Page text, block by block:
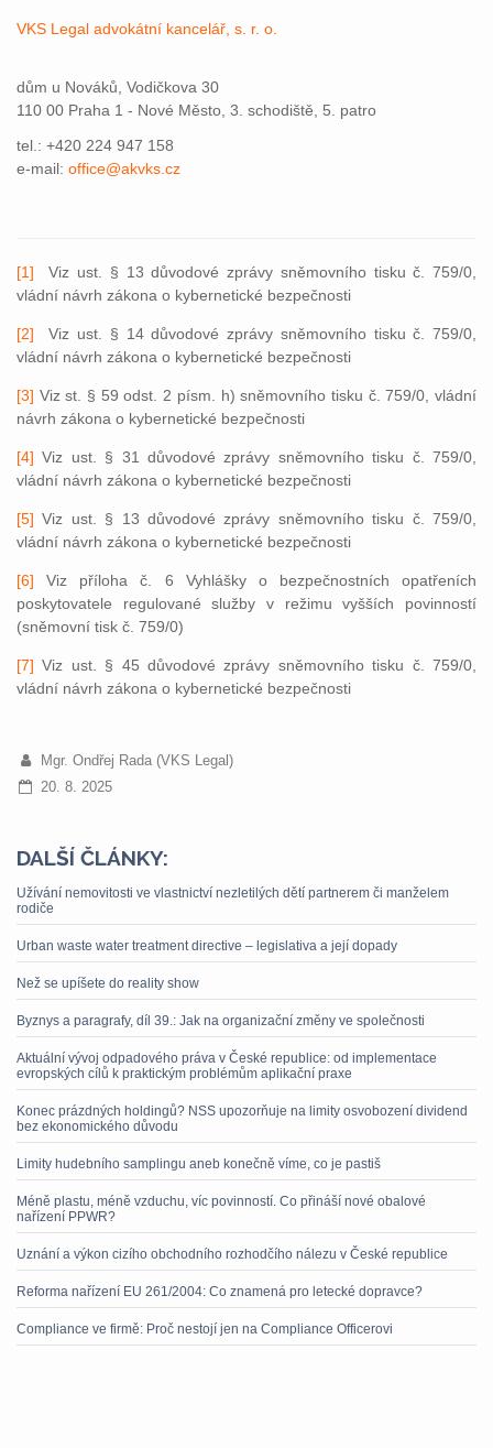
VKS Legal advokátní kancelář, s. r. o.
dům u Nováků, Vodičkova 30
110 00 Praha 1 - Nové Město, 3. schodiště, 5. patro
tel.: +420 224 947 158
e-mail: office@akvks.cz
[1] Viz ust. § 13 důvodové zprávy sněmovního tisku č. 759/0,
vládní návrh zákona o kybernetické bezpečnosti
[2] Viz ust. § 14 důvodové zprávy sněmovního tisku č. 759/0,
vládní návrh zákona o kybernetické bezpečnosti
[3] Viz st. § 59 odst. 2 písm. h) sněmovního tisku č. 759/0, vládní
návrh zákona o kybernetické bezpečnosti
[4] Viz ust. § 31 důvodové zprávy sněmovního tisku č. 759/0,
vládní návrh zákona o kybernetické bezpečnosti
[5] Viz ust. § 13 důvodové zprávy sněmovního tisku č. 759/0,
vládní návrh zákona o kybernetické bezpečnosti
[6] Viz příloha č. 6 Vyhlášky o bezpečnostních opatřeních
poskytovatele regulované služby v režimu vyšších povinností
(sněmovní tisk č. 759/0)
[7] Viz ust. § 45 důvodové zprávy sněmovního tisku č. 759/0,
vládní návrh zákona o kybernetické bezpečnosti
Mgr. Ondřej Rada (VKS Legal)
20. 8. 2025
DALŠÍ ČLÁNKY:
Užívání nemovitosti ve vlastnictví nezletilých dětí partnerem či manželem
rodiče
Urban waste water treatment directive – legislativa a její dopady
Než se upíšete do reality show
Byznys a paragrafy, díl 39.: Jak na organizační změny ve společnosti
Aktuální vývoj odpadového práva v České republice: od implementace
evropských cílů k praktickým problémům aplikační praxe
Konec prázdných holdingů? NSS upozorňuje na limity osvobození dividend
bez ekonomického důvodu
Limity hudebního samplingu aneb konečně víme, co je pastiš
Méně plastu, méně vzduchu, víc povinností. Co přináší nové obalové
nařízení PPWR?
Uznání a výkon cizího obchodního rozhodčího nálezu v České republice
Reforma nařízení EU 261/2004: Co znamená pro letecké dopravce?
Compliance ve firmě: Proč nestojí jen na Compliance Officerovi